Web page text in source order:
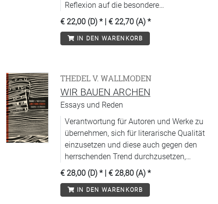
Reflexion auf die besondere
Medienästhetik kleiner Formen.
€ 22,00 (D) * | € 22,70 (A) *
IN DEN WARENKORB
THEDEL V. WALLMODEN
WIR BAUEN ARCHEN
Essays und Reden
Verantwortung für Autoren und Werke zu
übernehmen, sich für literarische Qualität
einzusetzen und diese auch gegen den
herrschenden Trend durchzusetzen,
persönlich für sie zu haften – das ist es,
was Verleger immer ausgezeichnet hat.
Zum erfolgreichen Verlegen gehört aber
€ 28,00 (D) * | € 28,80 (A) *
IN DEN WARENKORB